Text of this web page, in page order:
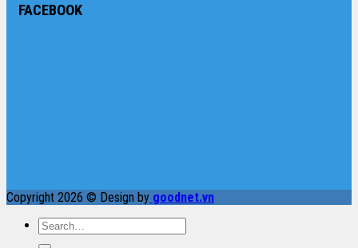
FACEBOOK
Copyright 2026 © Design by goodnet.vn
Search
for: